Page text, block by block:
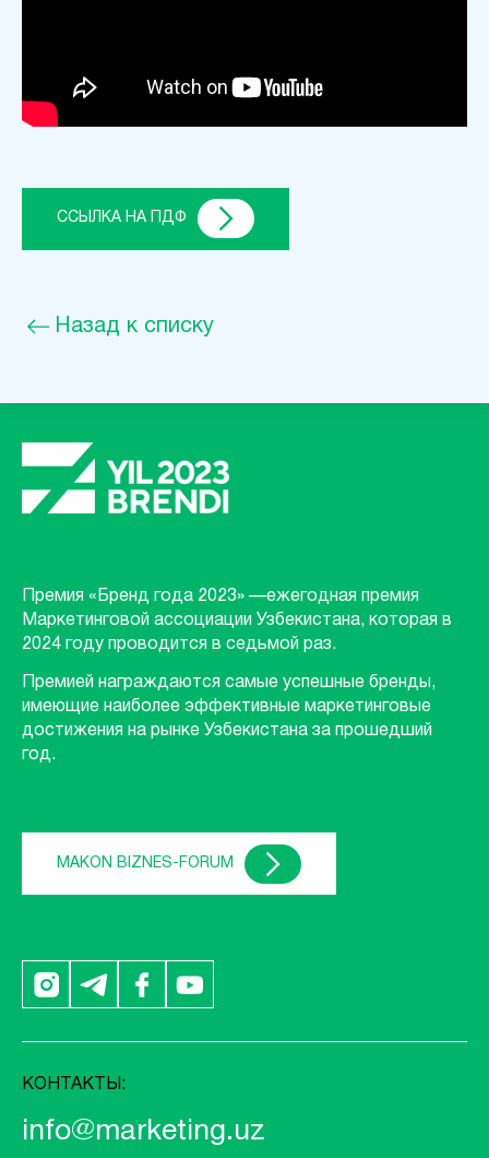
ССЫЛКА НА ПДФ
Назад к списку
Премия «Бренд года 2023» —ежегодная премия
Маркетинговой ассоциации Узбекистана, которая в
2024 году проводится в седьмой раз.
Премией награждаются самые успешные бренды,
имеющие наиболее эффективные маркетинговые
достижения на рынке Узбекистана за прошедший
год.
MAKON BIZNES-FORUM
КОНТАКТЫ:
info@marketing.uz